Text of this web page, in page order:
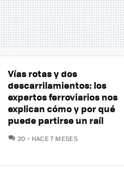
Vías rotas y dos
descarrilamientos: los
expertos ferroviarios nos
explican cómo y por qué
puede partirse un raíl
20 COMENTARIOS
HACE 7 MESES